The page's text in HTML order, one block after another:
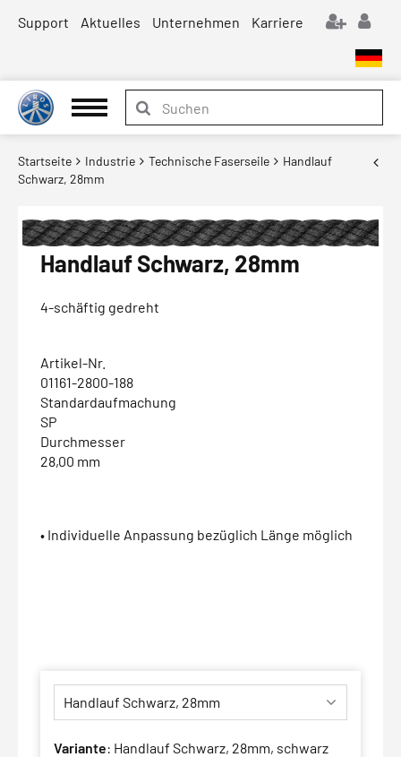
Support Aktuelles Unternehmen Karriere
Startseite Industrie Technische Faserseile
Handlauf
Schwarz, 28mm
Handlauf Schwarz, 28mm
4-schäftig gedreht
Artikel-Nr.
01161-2800-188
Standardaufmachung
SP
Durchmesser
28,00 mm
• Individuelle Anpassung bezüglich Länge möglich
Variante: Handlauf Schwarz, 28mm, schwarz